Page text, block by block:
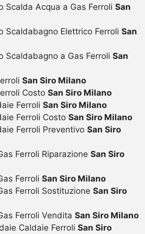
Scalda Acqua a Gas Ferroli San
Scaldabagno Elettrico Ferroli San
Scaldabagno a Gas Ferroli San
San Siro Milano
Costo San Siro Milano
Ferroli San Siro Milano
Ferroli Costo San Siro Milano
Ferroli Preventivo San Siro
Ferroli Riparazione San Siro
Ferroli San Siro Milano
Ferroli Sostituzione San Siro
Ferroli Vendita San Siro Milano
Caldaie Ferroli San Siro